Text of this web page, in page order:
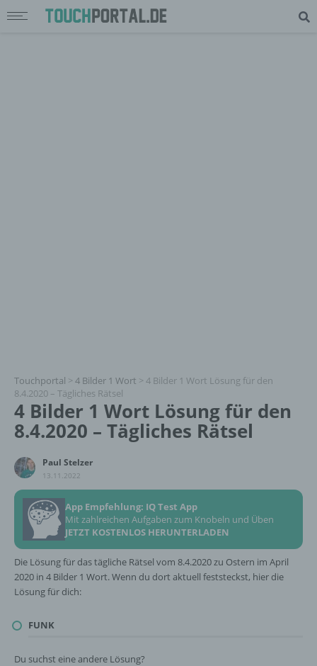
Touchportal > 4 Bilder 1 Wort > 4 Bilder 1 Wort Lösung für den
8.4.2020 – Tägliches Rätsel
4 Bilder 1 Wort Lösung für den
8.4.2020 – Tägliches Rätsel
Paul Stelzer
13.11.2022
App Empfehlung: IQ Test App
Mit zahlreichen Aufgaben zum Knobeln und Üben
JETZT KOSTENLOS HERUNTERLADEN
Die Lösung für das tägliche Rätsel vom 8.4.2020 zu Ostern im April
2020 in 4 Bilder 1 Wort. Wenn du dort aktuell feststeckst, hier die
Lösung für dich:
FUNK
Du suchst eine andere Lösung?